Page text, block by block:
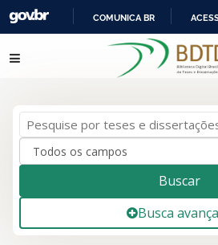
IR
PARA
COMUNICA BR
resultados de 1para a
Dante de Toledo
Pular para o conteúdo
Buscar
Busca